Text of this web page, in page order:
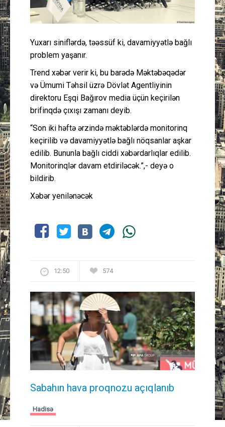
Layihə
Peşə etikası
Yuxarı siniflərdə, təəssüf ki, davamiyyətlə bağlı
problem yaşanır.
Trend xəbər verir ki, bu barədə Məktəbəqədər
və Ümumi Təhsil üzrə Dövlət Agentliyinin
direktoru Eşqi Bağırov media üçün keçirilən
brifinqdə çıxışı zamanı deyib.
“Son iki həftə ərzində məktəblərdə monitorinq
keçirilib və davamiyyətlə bağlı nöqsanlar aşkar
edilib. Bununla bağlı ciddi xəbərdarlıqlar edilib.
Monitorinqlər davam etdiriləcək.”,- deyə o
bildirib.
Xəbər yenilənəcək
12:50 574
Sabahın hava proqnozu açıqlanıb
Hadisə